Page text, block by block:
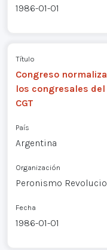
1986-01-01
Título
Congreso
los congresales
CGT
País
Argentina
Organización
Peronismo
Fecha
1986-01-01